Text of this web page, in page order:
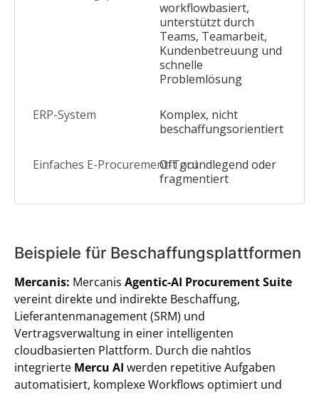
workflowbasiert,
unterstützt durch
Teams, Teamarbeit,
Kundenbetreuung und
schnelle
Problemlösung
Komplex, nicht
beschaffungsorientiert
Oft grundlegend oder
fragmentiert
Beispiele für Beschaffungsplattformen
Mercanis: Mercanis Agentic-AI Procurement Suite
vereint direkte und indirekte Beschaffung,
Lieferantenmanagement (SRM) und
Vertragsverwaltung in einer intelligenten
cloudbasierten Plattform. Durch die nahtlos
integrierte Mercu AI werden repetitive Aufgaben
automatisiert, komplexe Workflows optimiert und